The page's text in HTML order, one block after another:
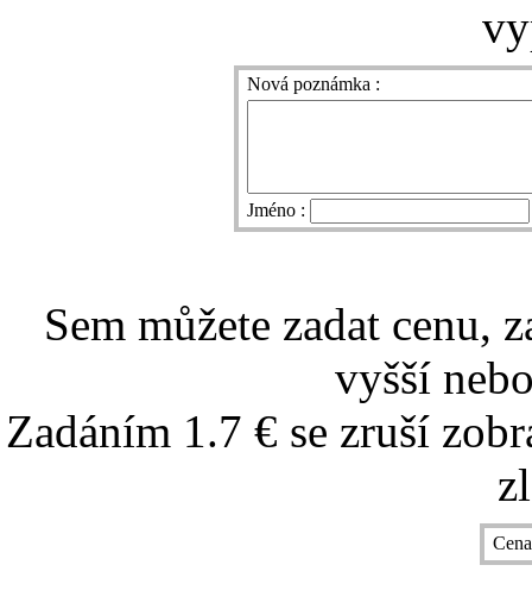
Nová poznámka :
Jméno :
Sem můžete zadat cenu,
vyšší
Zadáním 1.7 € se zruší